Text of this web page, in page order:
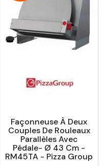
Façonneuse À Deux
Couples De Rouleaux
Parallèles Avec
Pédale- Ø 43 Cm -
RM45TA - Pizza Group